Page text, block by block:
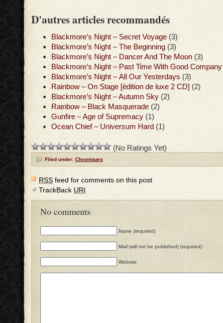
D'autres articles recommandés
Blackmore’s Night – Secret Voyage (3)
Blackmore’s Night – The Beginning (3)
Blackmore’s Night – Dancer And The Moon (3)
Blackmore’s Night – Past Time With Good Company
Blackmore’s Night – All Our Yesterdays (3)
Rainbow – On Stage [édition de luxe 2 CD] (2)
Blackmore’s Night – Autumn Sky (2)
Rainbow – Black Masquerade (2)
Gunfire – Age of Supremacy (1)
Ocean Chief – Universum Hard (1)
(No Ratings Yet)
Filed under: Chroniques
RSS feed for comments on this post
TrackBack URI
No comments
Name (required)
Mail (will not be published) (required)
Website